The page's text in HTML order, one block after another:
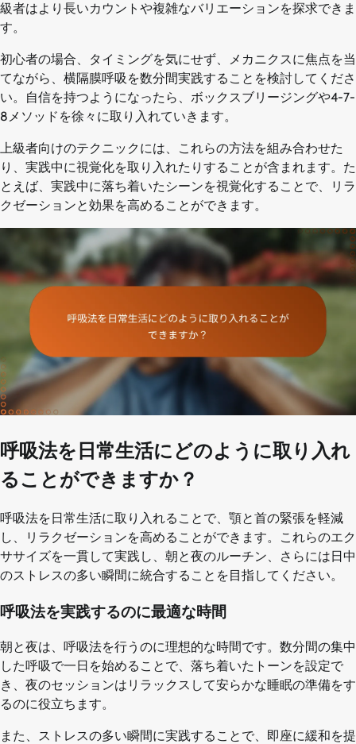
級者はより長いカウントや複雑なバリエーションを探求できま
す。
初心者の場合、タイミングを気にせず、メカニクスに焦点を当
てながら、横隔膜呼吸を数分間実践することを検討してくださ
い。自信を持つようになったら、ボックスブリージングや4-7-
8メソッドを徐々に取り入れていきます。
上級者向けのテクニックには、これらの方法を組み合わせた
り、実践中に視覚化を取り入れたりすることが含まれます。た
とえば、実践中に落ち着いたシーンを視覚化することで、リラ
クゼーションと効果を高めることができます。
呼吸法を日常生活にどのように取り入れ
ることができますか？
呼吸法を日常生活に取り入れることで、顎と首の緊張を軽減
し、リラクゼーションを高めることができます。これらのエク
ササイズを一貫して実践し、朝と夜のルーチン、さらには日中
のストレスの多い瞬間に統合することを目指してください。
呼吸法を実践するのに最適な時間
朝と夜は、呼吸法を行うのに理想的な時間です。数分間の集中
した呼吸で一日を始めることで、落ち着いたトーンを設定で
き、夜のセッションはリラックスして安らかな睡眠の準備をす
るのに役立ちます。
また、ストレスの多い瞬間に実践することで、即座に緩和を提